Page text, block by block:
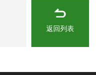
返回列表